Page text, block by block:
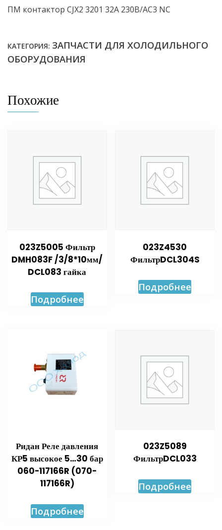
ПМ контактор CJX2 3201 32A 230B/АС3 NC
КАТЕГОРИЯ: ЗАПЧАСТИ ДЛЯ ХОЛОДИЛЬНОГО
ОБОРУДОВАНИЯ
Похожие
023Z5005 Фильтр
DMH083F /3/8*10мм/
DCL083 гайка
Подробнее
023Z4530
ФильтрDCL304S
Подробнее
Ридан Реле давления
КР5 высокое 5…30 бар
060-117166R (070-
117166R)
Подробнее
023Z5089
ФильтрDCL033
Подробнее